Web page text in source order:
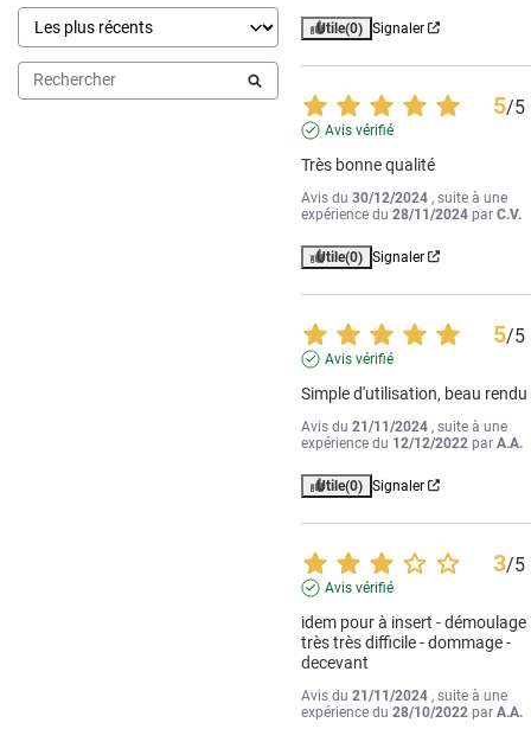
Utile(0) Signaler
5/5
Avis vérifié
Très bonne qualité
Avis du30/12/2024 , suite à une
expérience du28/11/2024 parC.V.
Utile(0) Signaler
5/5
Avis vérifié
Simple d'utilisation, beau rendu
Avis du21/11/2024 , suite à une
expérience du 12/12/2022 parA.A.
Utile(0) Signaler
3/5
Avis vérifié
idem pour à insert - démoulage
très très difficile - dommage -
decevant
Avis du21/11/2024 , suite à une
expérience du28/10/2022 parA.A.